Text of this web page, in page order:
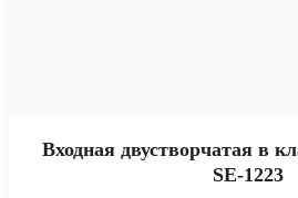
Входная двустворчатая в
SE-1223